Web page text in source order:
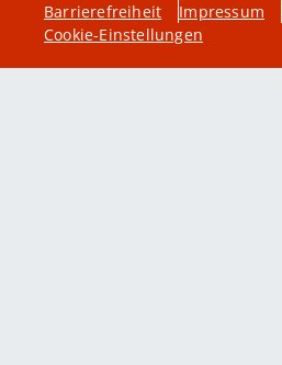
Barrierefreiheit Impressum
Cookie-Einstellungen